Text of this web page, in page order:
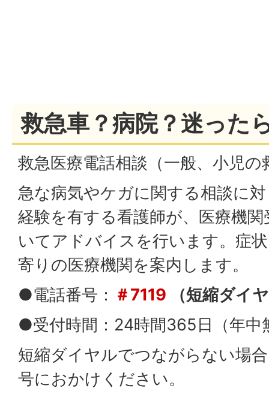
救急車？病院？迷った
救急医療電話相談（一般、小児の
急な病気やケガに関する相談に
経験を有する看護師が、医療機
いてアドバイスを行います。症
寄りの医療機関を案内します。
●電話番号： ＃7119
（短縮ダイ
●受付時間：24時間365日（年中
短縮ダイヤルでつながらない場
号におかけください。